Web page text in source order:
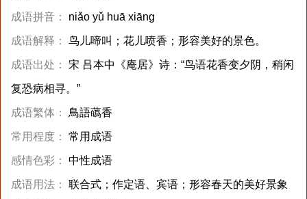
成语拼音： niǎo yǔ huā xiāng
成语解释： 鸟儿啼叫；花儿喷香；形容美好的景色。
成语出处： 宋 吕本中《庵居》诗：“鸟语花香变夕阴，稍闲
复恐病相寻。”
成语繁体： 鳥語蘤香
常用程度： 常用成语
感情色彩： 中性成语
成语用法： 联合式；作定语、宾语；形容春天的美好景象